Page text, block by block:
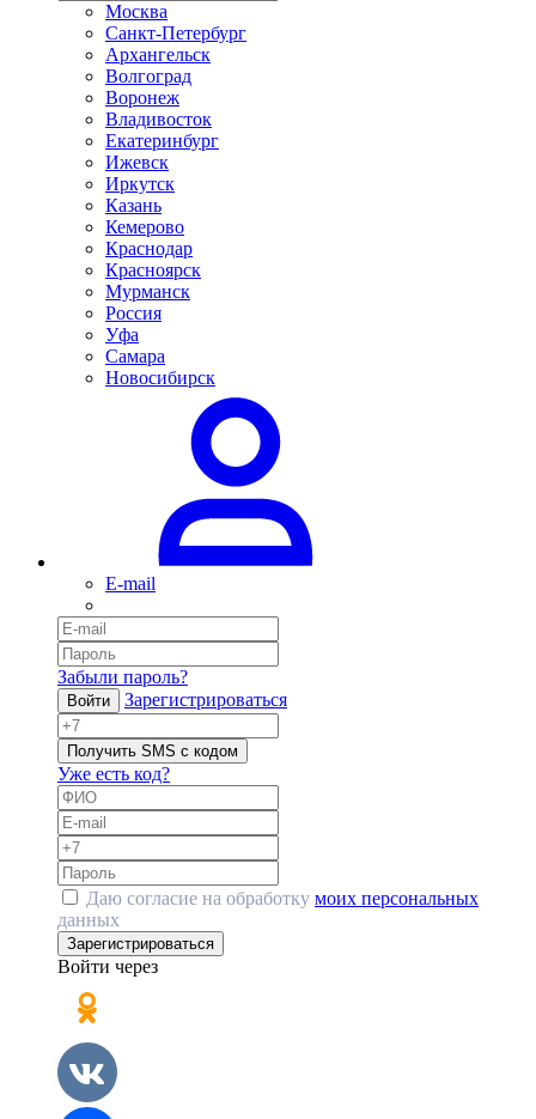
Москва
Санкт-Петербург
Архангельск
Волгоград
Воронеж
Владивосток
Екатеринбург
Ижевск
Иркутск
Казань
Кемерово
Краснодар
Красноярск
Мурманск
Россия
Уфа
Самара
Новосибирск
E-mail
Забыли пароль?
Войти Зарегистрироваться
Получить SMS с кодом
Уже есть код?
Даю согласие на обработку моих персональных
данных
Зарегистрироваться
Войти через